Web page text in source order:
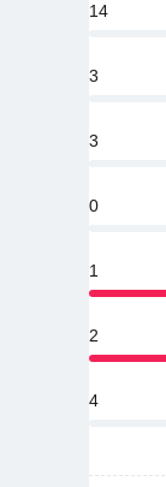
14
3
3
0
1
2
4